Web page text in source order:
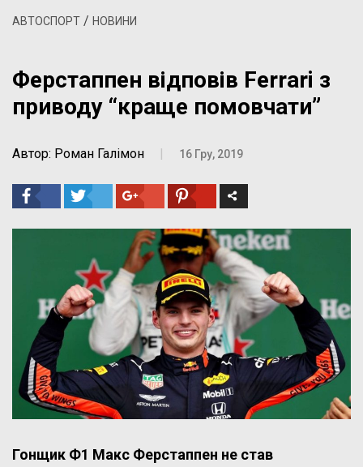
АВТОСПОРТ / НОВИНИ
Ферстаппен відповів Ferrari з
приводу “краще помовчати”
Автор: Роман Галімон | 16 Гру, 2019
Гонщик Ф1 Макс Ферстаппен не став